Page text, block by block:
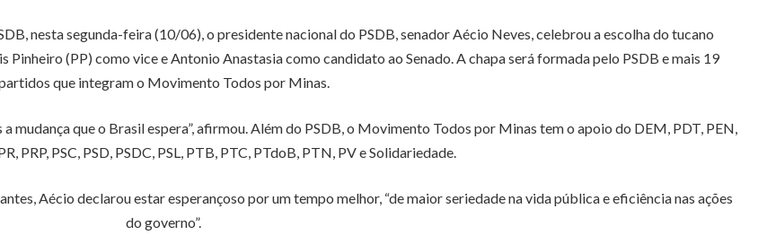
nesta segunda-feira (10/06), o presidente nacional do PSDB, senador Aécio Neves, celebrou a escolha do tucano
(PP) como vice e Antonio Anastasia como candidato ao Senado. A chapa será formada pelo PSDB e mais 19
que integram o Movimento Todos por Minas.
mudança que o Brasil espera”, afirmou. Além do PSDB, o Movimento Todos por Minas tem o apoio do DEM, PDT, PEN,
PRP, PSC, PSD, PSDC, PSL, PTB, PTC, PTdoB, PTN, PV e Solidariedade.
Aécio declarou estar esperançoso por um tempo melhor, “de maior seriedade na vida pública e eficiência nas ações
do governo”.